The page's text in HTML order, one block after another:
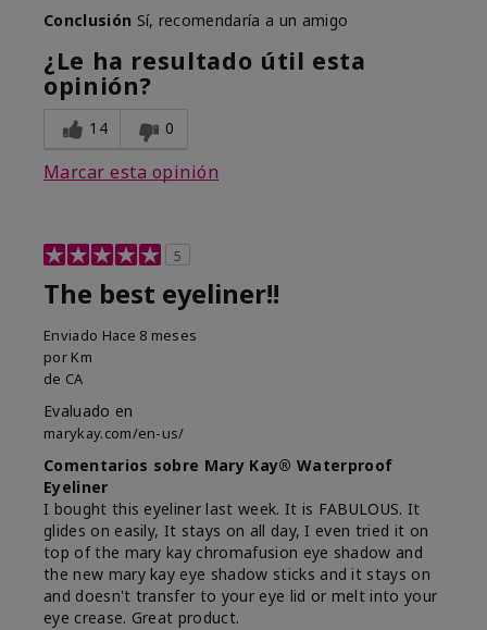
Conclusión Sí, recomendaría a un amigo
¿Le ha resultado útil esta
opinión?
14 0
Marcar esta opinión
5
The best eyeliner!!
Enviado Hace 8 meses
por Km
de CA
Evaluado en
marykay.com/en-us/
Comentarios sobre Mary Kay® Waterproof
Eyeliner
I bought this eyeliner last week. It is FABULOUS. It
glides on easily, It stays on all day, I even tried it on
top of the mary kay chromafusion eye shadow and
the new mary kay eye shadow sticks and it stays on
and doesn't transfer to your eye lid or melt into your
eye crease. Great product.